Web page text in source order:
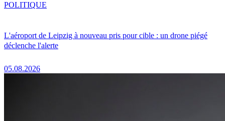
L'aéroport de Leipzig à nouveau pris pour cible : un drone piégé
déclenche l'alerte
05.08.2026
POLITIQUE